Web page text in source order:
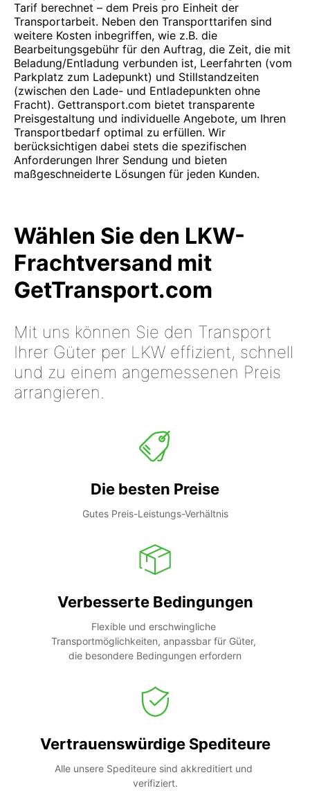
Tarif berechnet – dem Preis pro Einheit der
Transportarbeit. Neben den Transporttarifen sind
weitere Kosten inbegriffen, wie z.B. die
Bearbeitungsgebühr für den Auftrag, die Zeit, die mit
Beladung/Entladung verbunden ist, Leerfahrten (vom
Parkplatz zum Ladepunkt) und Stillstandzeiten
(zwischen den Lade- und Entladepunkten ohne
Fracht). Gettransport.com bietet transparente
Preisgestaltung und individuelle Angebote, um Ihren
Transportbedarf optimal zu erfüllen. Wir
berücksichtigen dabei stets die spezifischen
Anforderungen Ihrer Sendung und bieten
maßgeschneiderte Lösungen für jeden Kunden.
Wählen Sie den LKW-
Frachtversand mit
GetTransport.com
Mit uns können Sie den Transport
Ihrer Güter per LKW effizient, schnell
und zu einem angemessenen Preis
arrangieren.
Die besten Preise
Gutes Preis-Leistungs-Verhältnis
Verbesserte Bedingungen
Flexible und erschwingliche
Transportmöglichkeiten, anpassbar für Güter,
die besondere Bedingungen erfordern
Vertrauenswürdige Spediteure
Alle unsere Spediteure sind akkreditiert und
verifiziert.